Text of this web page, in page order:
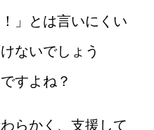
」とは言いにくい
ないでしょう
すよね？
らかく、支援して